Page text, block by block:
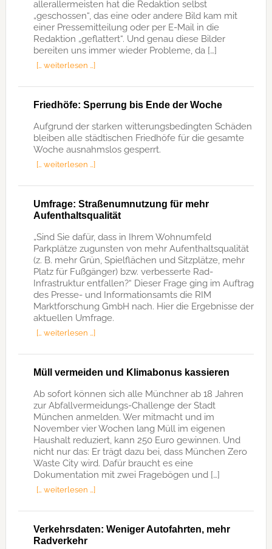
allerallermeisten hat die Redaktion selbst
„geschossen“, das eine oder andere Bild kam mit
einer Pressemitteilung oder per E-Mail in die
Redaktion „geflattert“. Und genau diese Bilder
bereiten uns immer wieder Probleme, da […]
[… weiterlesen …]
Friedhöfe: Sperrung bis Ende der Woche
Aufgrund der starken witterungsbedingten Schäden
bleiben alle städtischen Friedhöfe für die gesamte
Woche ausnahmslos gesperrt.
[… weiterlesen …]
Umfrage: Straßenumnutzung für mehr
Aufenthaltsqualität
„Sind Sie dafür, dass in Ihrem Wohnumfeld
Parkplätze zugunsten von mehr Aufenthaltsqualität
(z. B. mehr Grün, Spielflächen und Sitzplätze, mehr
Platz für Fußgänger) bzw. verbesserte Rad-
Infrastruktur entfallen?“ Dieser Frage ging im Auftrag
des Presse- und Informationsamts die RIM
Marktforschung GmbH nach. Hier die Ergebnisse der
aktuellen Umfrage.
[… weiterlesen …]
Müll vermeiden und Klimabonus kassieren
Ab sofort können sich alle Münchner ab 18 Jahren
zur Abfallvermeidungs-Challenge der Stadt
München anmelden. Wer mitmacht und im
November vier Wochen lang Müll im eigenen
Haushalt reduziert, kann 250 Euro gewinnen. Und
nicht nur das: Er trägt dazu bei, dass München Zero
Waste City wird. Dafür braucht es eine
Dokumentation mit zwei Fragebögen und […]
[… weiterlesen …]
Verkehrsdaten: Weniger Autofahrten, mehr
Radverkehr